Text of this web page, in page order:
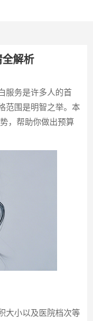
解析
服务是许多人的首
范围是明智之举。本
，帮助你做出预算
大小以及医院档次等